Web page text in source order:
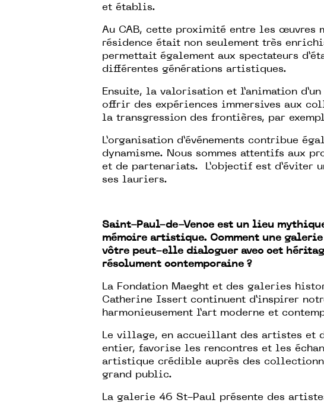
et établis.
Au CAB, cette proximité entre les œuvres
résidence était non seulement très
permettait également aux spectateurs
différentes générations artistiques.
Ensuite, la valorisation et l’animation
offrir des expériences immersives aux
la transgression des frontières, par
L’organisation d’événements contribue
dynamisme. Nous sommes attentifs aux
et de partenariats. L’objectif est d’éviter
ses lauriers.
Saint-Paul-de-Vence est un lieu
mémoire artistique. Comment une
vôtre peut-elle dialoguer avec cet
résolument contemporaine ?
La Fondation Maeght et des galeries
Catherine Issert continuent d’inspirer
harmonieusement l’art moderne et
Le village, en accueillant des artistes et
entier, favorise les rencontres et les
artistique crédible auprès des
grand public.
La galerie 46 St-Paul présente des